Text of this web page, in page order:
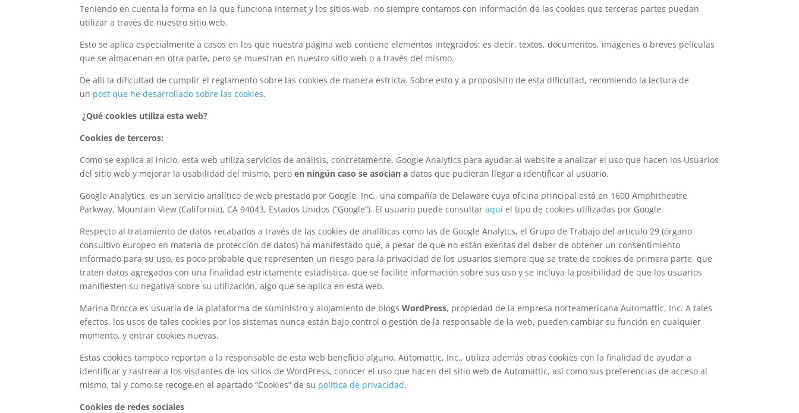
Teniendo en cuenta la forma en la que funciona Internet y los sitios web, no siempre contamos con información de las cookies que terceras partes puedan
utilizar a través de nuestro sitio web.
Esto se aplica especialmente a casos en los que nuestra página web contiene elementos integrados: es decir, textos, documentos, imágenes o breves películas
que se almacenan en otra parte, pero se muestran en nuestro sitio web o a través del mismo.
De allí la dificultad de cumplir el reglamento sobre las cookies de manera estricta. Sobre esto y a proposisito de esta dificultad, recomiendo la lectura de
un post que he desarrollado sobre las cookies.
¿Qué cookies utiliza esta web?
Cookies de terceros:
Como se explica al inicio, esta web utiliza servicios de análisis, concretamente, Google Analytics para ayudar al website a analizar el uso que hacen los Usuarios
del sitio web y mejorar la usabilidad del mismo, peroen ningún caso se asocian adatos que pudieran llegar a identificar al usuario.
Google Analytics, es un servicio analítico de web prestado por Google, Inc., una compañía de Delaware cuya oficina principal está en 1600 Amphitheatre
Parkway, Mountain View (California), CA 94043, Estados Unidos (“Google”). El usuario puede consultaraquí el tipo de cookies utilizadas por Google.
Respecto al tratamiento de datos recabados a través de las cookies de analíticas como las de Google Analytcs, el Grupo de Trabajo del articulo 29 (órgano
consultivo europeo en materia de protección de datos) ha manifestado que, a pesar de que no están exentas del deber de obtener un consentimiento
informado para su uso, es poco probable que representen un riesgo para la privacidad de los usuarios siempre que se trate de cookies de primera parte, que
traten datos agregados con una finalidad estrictamente estadística, que se facilite información sobre sus uso y se incluya la posibilidad de que los usuarios
manifiesten su negativa sobre su utilización, algo que se aplica en esta web.
Marina Brocca es usuaria de la plataforma de suministro y alojamiento de blogsWordPress, propiedad de la empresa norteamericana Automattic, Inc. A tales
efectos, los usos de tales cookies por los sistemas nunca están bajo control o gestión de la responsable de la web, pueden cambiar su función en cualquier
momento, y entrar cookies nuevas.
Estas cookies tampoco reportan a la responsable de esta web beneficio alguno. Automattic, Inc., utiliza además otras cookies con la finalidad de ayudar a
identificar y rastrear a los visitantes de los sitios de WordPress, conocer el uso que hacen del sitio web de Automattic, así como sus preferencias de acceso al
mismo, tal y como se recoge en el apartado “Cookies” de su política de privacidad.
Cookies de redes sociales